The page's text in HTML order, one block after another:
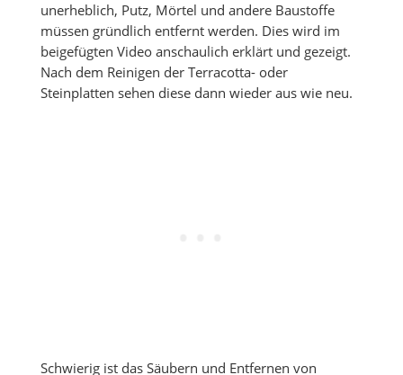
unerheblich, Putz, Mörtel und andere Baustoffe
müssen gründlich entfernt werden. Dies wird im
beigefügten Video anschaulich erklärt und gezeigt.
Nach dem Reinigen der Terracotta- oder
Steinplatten sehen diese dann wieder aus wie neu.
Schwierig ist das Säubern und Entfernen von